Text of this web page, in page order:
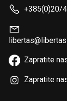
+385(0)20/
Zapratite
Zapratite